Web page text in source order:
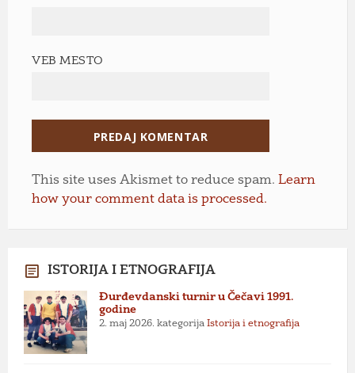
VEB MESTO
This site uses Akismet to reduce spam. Learn
how your comment data is processed.
ISTORIJA I ETNOGRAFIJA
Đurđevdanski turnir u Čečavi 1991.
godine
2. maj 2026. kategorija Istorija i etnografija